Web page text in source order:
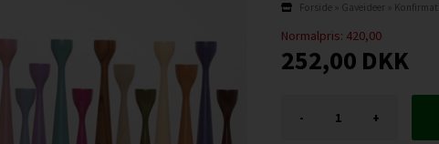
Forside» Gaveideer
Normalpris: 420,00
252,00 DKK
- +